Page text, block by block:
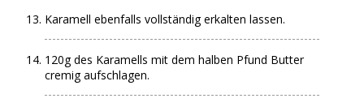
Karamell ebenfalls vollständig erkalten lassen.
120g des Karamells mit dem halben Pfund Butter
cremig aufschlagen.